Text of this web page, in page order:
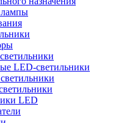
лампы
LED-светильники
LED